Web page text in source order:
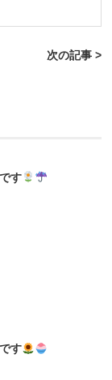
次の記事 >
す
す